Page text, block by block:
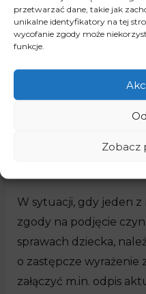
przetwarzać dane, takie jak
unikalne identyfikatory na tej
wycofanie zgody może
funkcje.
Zobacz
Wniosek o
dziecka składa się do
.
jak rozwój umysłowy,
W sytuacji, gdy jeden z
zgody na podjęcie
sprawach dziecka,
o zastępcze wyrażenie
załączyć m.in. odpis